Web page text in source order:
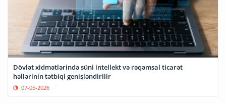
Dövlət xidmətlərində süni intellekt və rəqəmsal ticarət
həllərinin tətbiqi genişləndirilir
07-05-2026